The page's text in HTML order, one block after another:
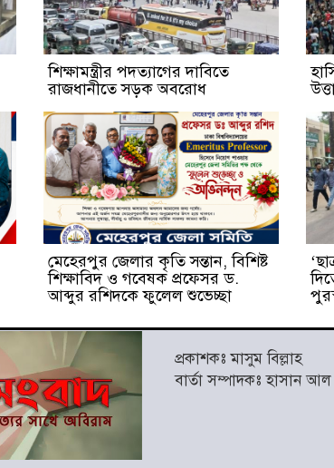
শিক্ষামন্ত্রীর পদত্যাগের দাবিতে
রাজধানীতে সড়ক অবরোধ
মেহেরপুর জেলার কৃতি সন্তান, বিশিষ্ট
শিক্ষাবিদ ও গবেষক প্রফেসর ড.
আব্দুর রশিদকে ফুলেল শুভেচ্ছা
প্রকাশকঃ মাসুম
বার্তা সম্পাদকঃ হাসান আল